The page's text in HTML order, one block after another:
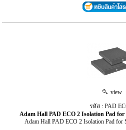
view
รหัส : PAD
Adam Hall PAD ECO 2 Isolation Pad
Adam Hall PAD ECO 2 Isolation Pad for